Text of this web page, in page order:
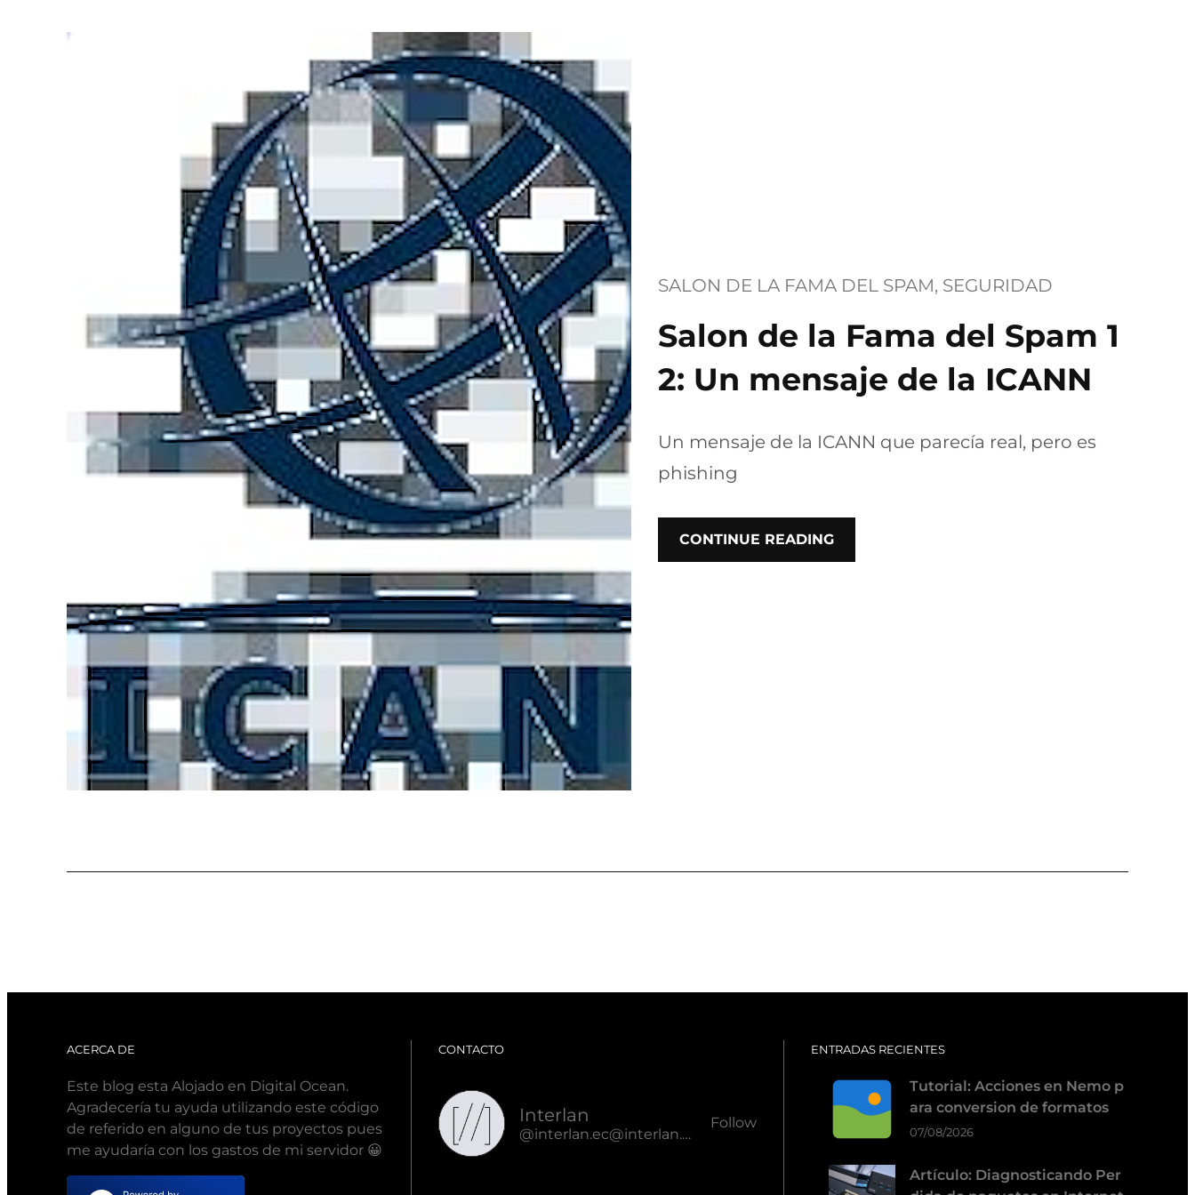
SALON DE LA FAMA DEL SPAM, SEGURIDAD
Salon de la Fama del Spam 1
2: Un mensaje de la ICANN
Un mensaje de la ICANN que parecía real, pero es
phishing
CONTINUE READING
ACERCA DE
Este blog esta Alojado en Digital Ocean.
Agradecería tu ayuda utilizando este código
de referido en alguno de tus proyectos pues
me ayudaría con los gastos de mi servidor 😀
CONTACTO
Interlan
@interlan.ec@interlan.ec
Follow
ENTRADAS RECIENTES
Tutorial: Acciones en Nemo p
ara conversion de formatos
07/08/2026
Artículo: Diagnosticando Per